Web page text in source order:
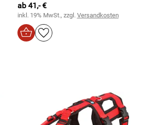
ab 41,- €
inkl. 19% MwSt., zzgl. Versandkosten